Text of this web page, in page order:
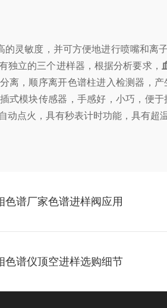
灵敏度，并可方便地进行喷嘴和离
独立的三个进样器，根据分析要求，
离，顺序离开色谱柱进入检测器，
式模块传感器，手感好，小巧，便
动点火，具有秒表计时功能，具有
色谱厂家色谱进样阀应用
色谱仪顶空进样选购细节